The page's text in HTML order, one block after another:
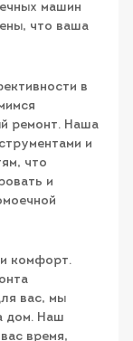
машин
что ваша
в
ремонт. Наша
и
что
и
комфорт.
вас, мы
дом. Наш
время,